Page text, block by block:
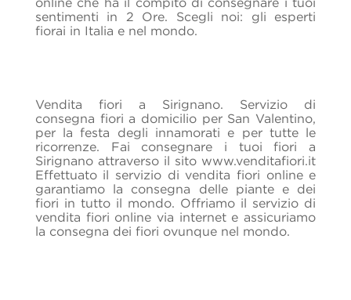
sentimenti in 2 Ore. Scegli noi: gli esperti
fiorai in Italia e nel mondo.
Vendita fiori a Sirignano. Servizio di
consegna fiori a domicilio per San Valentino,
per la festa degli innamorati e per tutte le
ricorrenze. Fai consegnare i tuoi fiori a
Sirignano attraverso il sito www.venditafiori.it
Effettuato il servizio di vendita fiori online e
garantiamo la consegna delle piante e dei
fiori in tutto il mondo. Offriamo il servizio di
vendita fiori online via internet e assicuriamo
la consegna dei fiori ovunque nel mondo.